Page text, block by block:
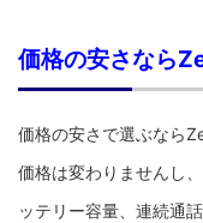
価格の安さなら
価格の安さで選ぶなら
価格は変わりませんし
ッテリー容量、連続通